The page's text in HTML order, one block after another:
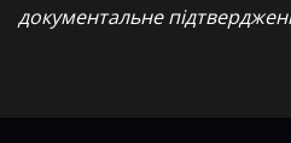
документальне